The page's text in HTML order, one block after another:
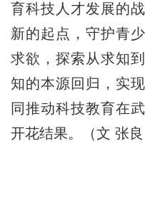
育科技人才发展的
新的起点，守护青
求欲，探索从求知
知的本源回归，实
同推动科技教育在
开花结果。（文 张良